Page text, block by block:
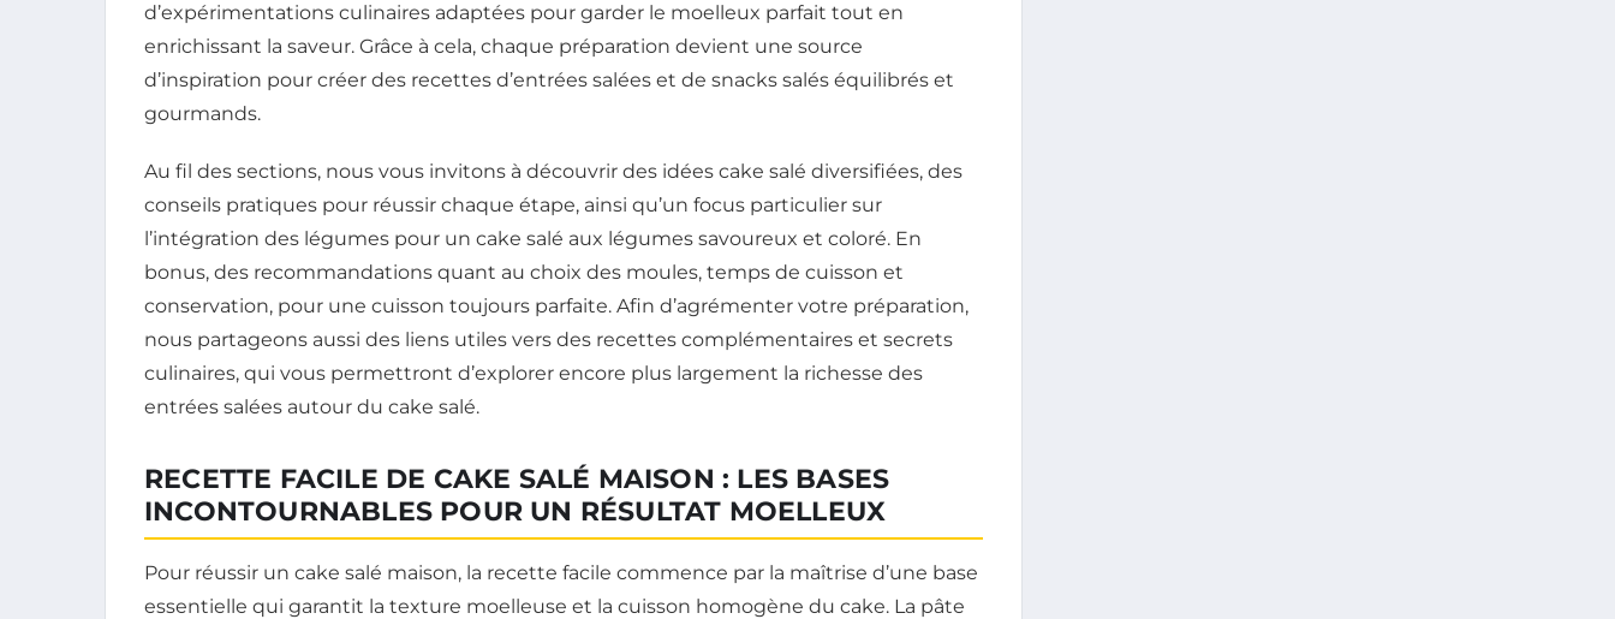
d’expérimentations culinaires adaptées pour garder le moelleux parfait tout en
enrichissant la saveur. Grâce à cela, chaque préparation devient une source
d’inspiration pour créer des recettes d’entrées salées et de snacks salés équilibrés et
gourmands.
Au fil des sections, nous vous invitons à découvrir des idées cake salé diversifiées, des
conseils pratiques pour réussir chaque étape, ainsi qu’un focus particulier sur
l’intégration des légumes pour un cake salé aux légumes savoureux et coloré. En
bonus, des recommandations quant au choix des moules, temps de cuisson et
conservation, pour une cuisson toujours parfaite. Afin d’agrémenter votre préparation,
nous partageons aussi des liens utiles vers des recettes complémentaires et secrets
culinaires, qui vous permettront d’explorer encore plus largement la richesse des
entrées salées autour du cake salé.
RECETTE FACILE DE CAKE SALÉ MAISON : LES BASES
INCONTOURNABLES POUR UN RÉSULTAT MOELLEUX
Pour réussir un cake salé maison, la recette facile commence par la maîtrise d’une base
essentielle qui garantit la texture moelleuse et la cuisson homogène du cake. La pâte